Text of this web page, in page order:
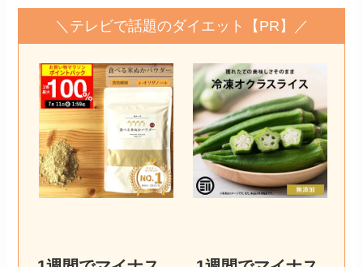
＼テレビで話題のダイエット【PR】／